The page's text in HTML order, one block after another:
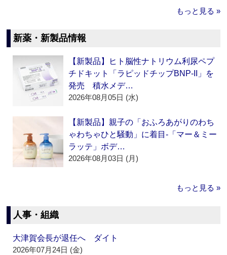
もっと見る »
新薬・新製品情報
【新製品】ヒト脳性ナトリウム利尿ペプ
チドキット「ラピッドチップBNP-II」を
発売 積水メデ…
2026年08月05日 (水)
【新製品】親子の「おふろあがりのわち
ゃわちゃひと騒動」に着目‐「マー＆ミー
ラッテ」ボデ…
2026年08月03日 (月)
もっと見る »
人事・組織
大津賀会長が退任へ ダイト
2026年07月24日 (金)